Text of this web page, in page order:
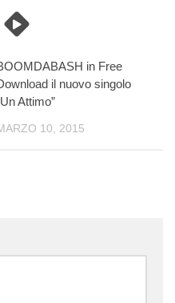
in Free
il nuovo singolo
Attimo”
10, 2015